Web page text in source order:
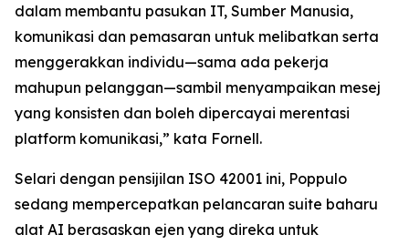
dalam membantu pasukan IT, Sumber Manusia,
komunikasi dan pemasaran untuk melibatkan serta
menggerakkan individu—sama ada pekerja
mahupun pelanggan—sambil menyampaikan mesej
yang konsisten dan boleh dipercayai merentasi
platform komunikasi,” kata Fornell.
Selari dengan pensijilan ISO 42001 ini, Poppulo
sedang mempercepatkan pelancaran suite baharu
alat AI berasaskan ejen yang direka untuk